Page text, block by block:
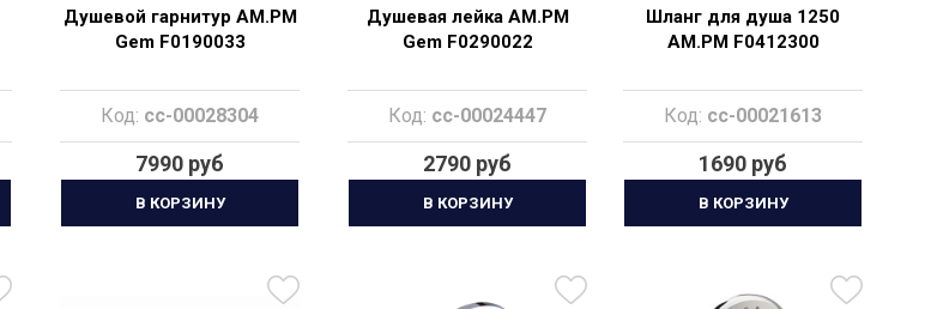
Душевой гарнитур AM.PM
Gem F0190033
Код: cc-00028304
7990 руб
В КОРЗИНУ
Душевая лейка AM.PM
Gem F0290022
Код: cc-00024447
2790 руб
В КОРЗИНУ
Шланг для душа 1250
AM.PM F0412300
Код: cc-00021613
1690 руб
В КОРЗИНУ